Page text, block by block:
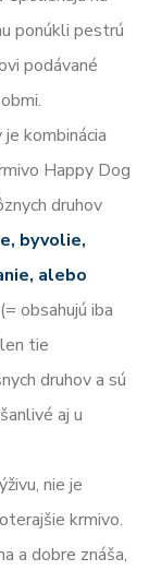
ponúkli pestrú
podávané
kombinácia
Happy Dog
druhov
byvolie,
alebo
obsahujú iba
tie
druhov a sú
aj u
nie je
krmivo.
a dobre znáša,